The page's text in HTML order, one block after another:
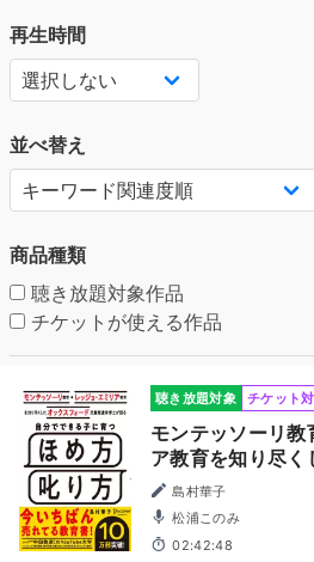
再生時間
並べ替え
商品種類
聴き放題対象作品
チケットが使える作品
聴き放題対象 チケット
モンテッソーリ教
ア教育を知り尽く
児童発達学博士が
育つ ほめ方 叱り方
島村華子
松浦このみ
02:42:48